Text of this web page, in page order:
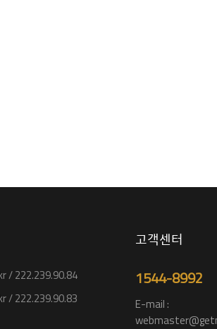
/ 222.239.90.84
/ 222.239.90.83
고객센터
1544-8992
E-mail :